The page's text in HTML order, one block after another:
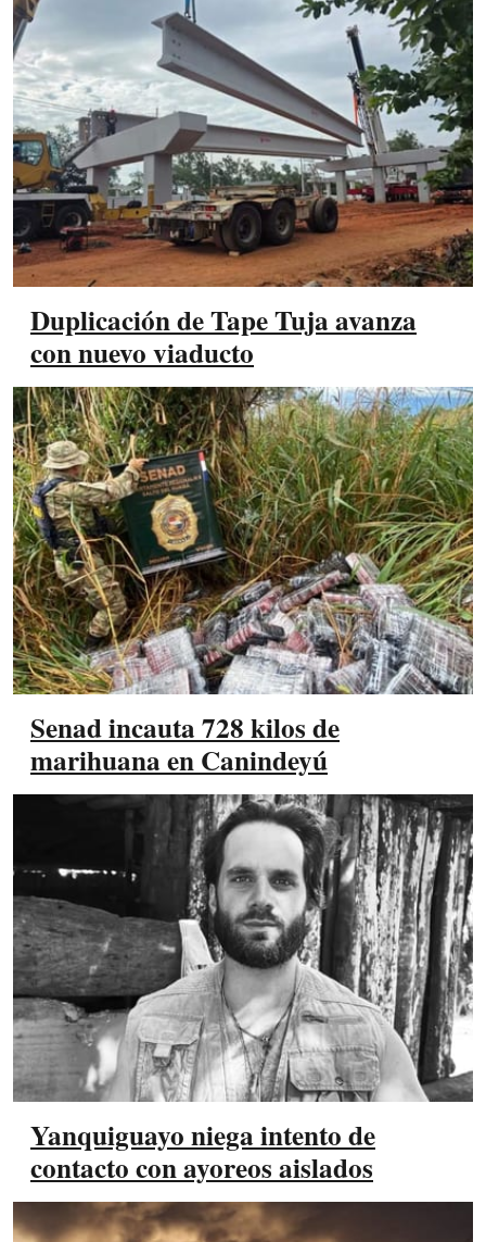
Duplicación de Tape Tuja avanza
con nuevo viaducto
Senad incauta 728 kilos de
marihuana en Canindeyú
Yanquiguayo niega intento de
contacto con ayoreos aislados